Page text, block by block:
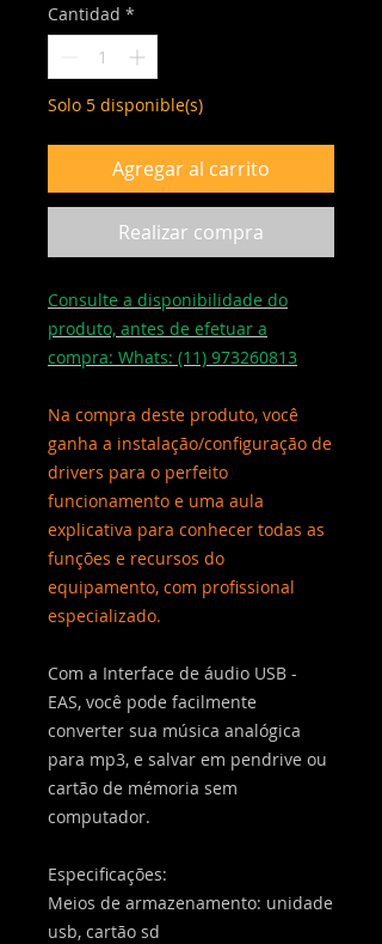
Cantidad *
Solo 5 disponible(s)
Agregar al carrito
Realizar compra
Consulte a disponibilidade do
produto, antes de efetuar a
compra: Whats: (11) 973260813
Na compra deste produto, você
ganha a instalação/configuração de
drivers para o perfeito
funcionamento e uma aula
explicativa para conhecer todas as
funções e recursos do
equipamento, com profissional
especializado.
Com a Interface de áudio USB -
EAS, você pode facilmente
converter sua música analógica
para mp3, e salvar em pendrive ou
cartão de mémoria sem
computador.
Especificações:
Meios de armazenamento: unidade
usb, cartão sd